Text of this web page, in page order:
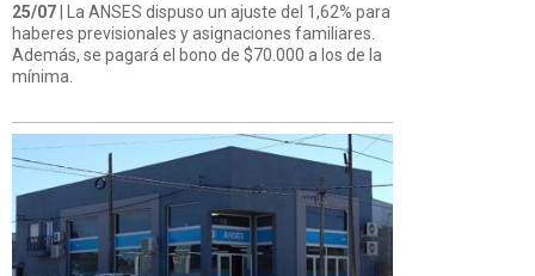
25/07 | La ANSES dispuso un ajuste del 1,62% para
haberes previsionales y asignaciones familiares.
Además, se pagará el bono de $70.000 a los de la
mínima.